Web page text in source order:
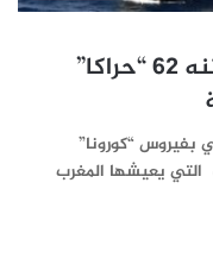
قارب أبحر من طانطان وعلى متنه 62 “حراكا”
بفيروس “كورونا”
التي يعيشها المغرب